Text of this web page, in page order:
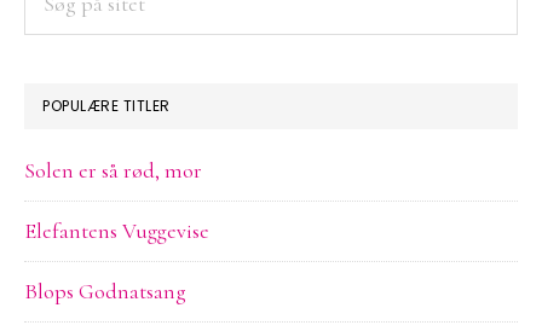
POPULÆRE TITLER
Solen er så rød, mor
Elefantens Vuggevise
Blops Godnatsang